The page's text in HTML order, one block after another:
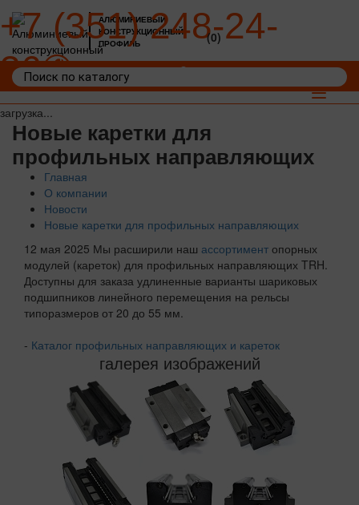
загрузка...
АЛЮМИНИЕВЫЙ
КОНСТРУКЦИОННЫЙ
ПРОФИЛЬ
+7 (351) 248-24-
36
(0)
Toggle
Новые каретки для
профильных направляющих
Главная
О компании
Новости
Новые каретки для профильных направляющих
12 мая 2025 Мы расширили наш ассортимент опорных
модулей (кареток) для профильных направляющих TRH.
Доступны для заказа удлиненные варианты шариковых
подшипников линейного перемещения на рельсы
типоразмеров от 20 до 55 мм.
- Каталог профильных направляющих и кареток
галерея изображений